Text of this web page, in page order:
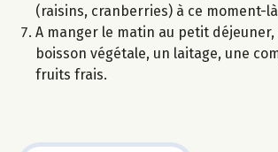
(raisins, cranberries) à ce moment-
A manger le matin au petit déjeuner,
boisson végétale, un laitage, une
fruits frais.